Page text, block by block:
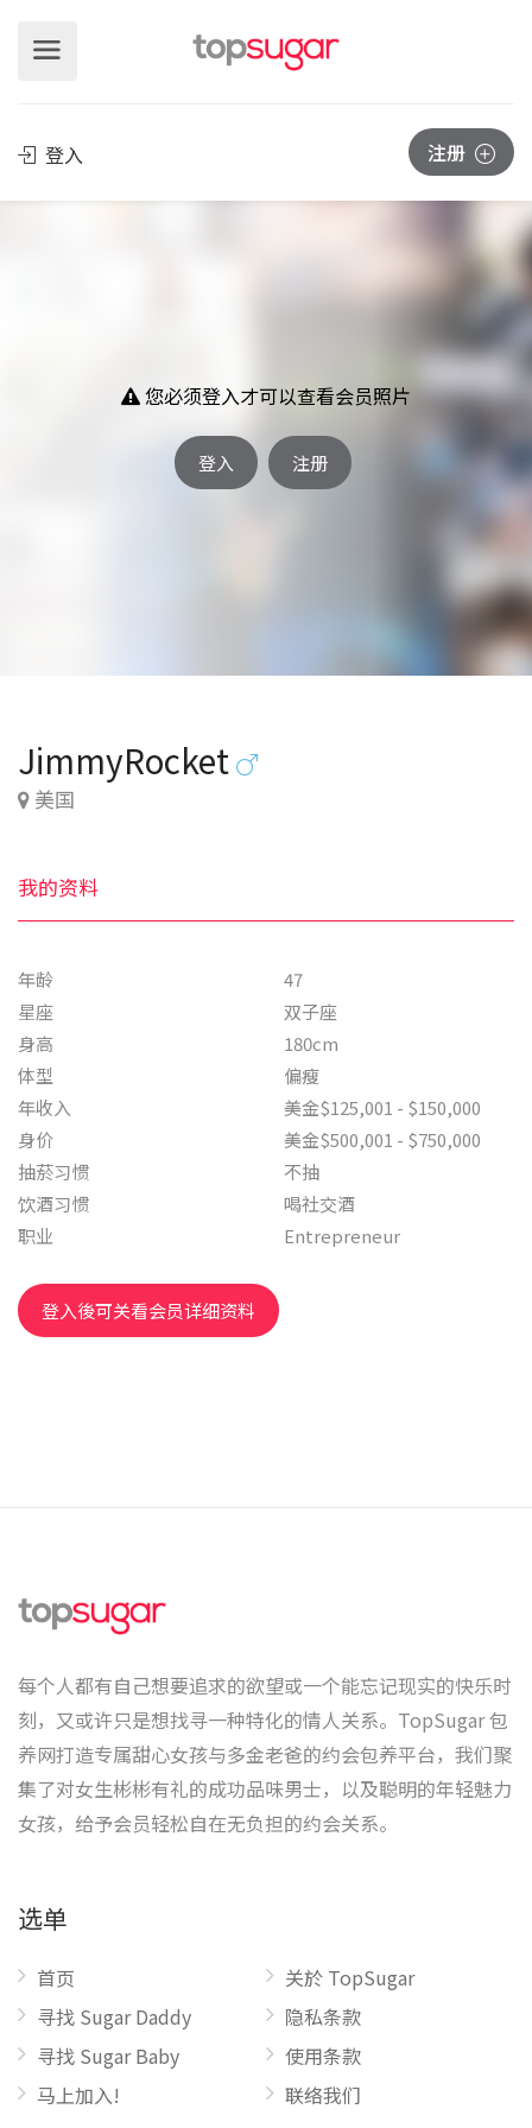
登入 注册
您必须登入才可以查看会员照片
登入 注册
JimmyRocket
美国
我的资料
年龄
47
星座
双子座
身高
180cm
体型
偏瘦
年收入
美金$125,001 - $150,000
身价
美金$500,001 - $750,000
抽菸习惯
不抽
饮酒习惯
喝社交酒
职业
Entrepreneur
登入後可关看会员详细资料
每个人都有自己想要追求的欲望或一个能忘记现实的快乐时
刻，又或许只是想找寻一种特化的情人关系。TopSugar 包
养网打造专属甜心女孩与多金老爸的约会包养平台，我们聚
集了对女生彬彬有礼的成功品味男士，以及聪明的年轻魅力
女孩，给予会员轻松自在无负担的约会关系。
选单
首页
寻找 Sugar Daddy
寻找 Sugar Baby
马上加入!
关於 TopSugar
隐私条款
使用条款
联络我们